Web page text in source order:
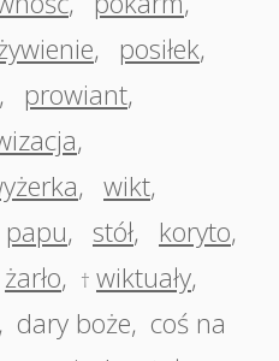
, posiłek,
, prowiant,
,
, wikt,
papu, stół, koryto,
żarło, † wiktuały,
, dary boże, coś na